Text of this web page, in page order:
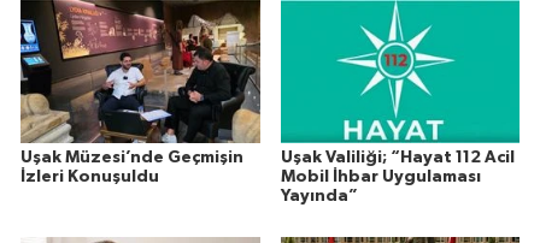
Uşak Müzesi’nde Geçmişin
İzleri Konuşuldu
Uşak Valiliği; “Hayat 112 Acil
Mobil İhbar Uygulaması
Yayında”